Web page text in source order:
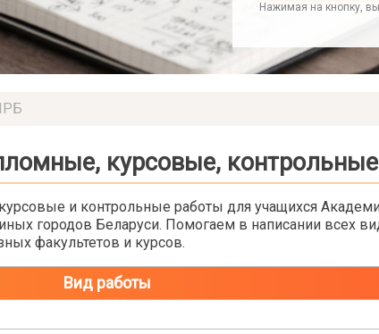
Нажимая на кнопку,
курсовые,
и контрольные работы для учащихся
городов Беларуси. Помогаем в написании всех
факультетов и курсов.
Вид работы